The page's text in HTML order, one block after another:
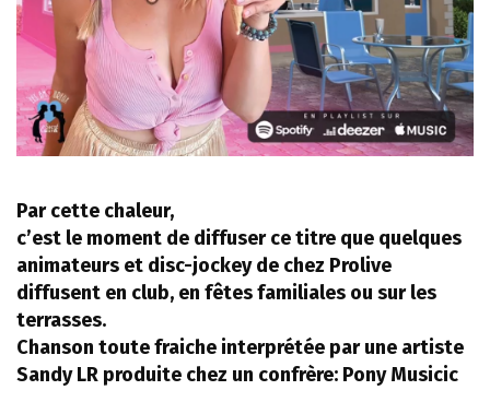
Par cette chaleur,
c’est le moment de diffuser ce titre que quelques
animateurs et disc-jockey de chez Prolive
diffusent en club, en fêtes familiales ou sur les
terrasses.
Chanson toute fraiche interprétée par une artiste
Sandy LR produite chez un confrère: Pony Musicic